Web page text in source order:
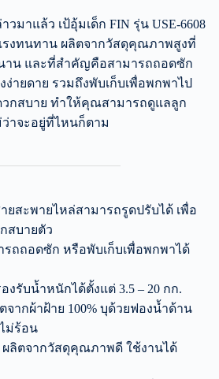
าแล้ว เป้อุ้มเด็ก FIN รุ่น USE-6608
งทนทาน ผลิตจากวัสดุคุณภาพสูงที่
าน และที่สำคัญคือสามารถถอดซัก
ายดาย รวมถึงพับเก็บเพื่อพกพาไป
วกสบาย ทำให้คุณสามารถดูแลลูก
ว่าจะอยู่ที่ไหนก็ตาม
ยสะพายไหล่สามารถรูดปรับได้ เพื่อ
สบายตัว
รถถอดซัก หรือพับเก็บเพื่อพกพาได้
องรับน้ำหนักได้ตั้งแต่ 3.5 – 20 กก.
จากผ้าฝ้าย 100% บุด้วยฟองน้ำด้าน
ม่ร้อน
ผลิตจากวัสดุคุณภาพดี ใช้งานได้